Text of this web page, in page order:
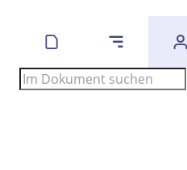
Anzeigen
Zuletzt gesucht